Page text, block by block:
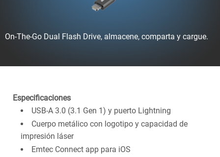
On-The-Go Dual Flash Drive, almacene, comparta y cargue.
Especificaciones
USB-A 3.0 (3.1 Gen 1) y puerto Lightning
Cuerpo metálico con logotipo y capacidad de
impresión láser
Emtec Connect app para iOS